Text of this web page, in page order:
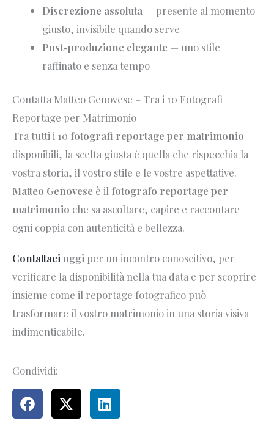
Discrezione assoluta — presente al momento
giusto, invisibile quando serve
Post-produzione elegante — uno stile
raffinato e senza tempo
Contatta Matteo Genovese – Tra i 10 Fotografi
Reportage per Matrimonio
Tra tutti i 10 fotografi reportage per matrimonio
disponibili, la scelta giusta è quella che rispecchia la
vostra storia, il vostro stile e le vostre aspettative.
Matteo Genovese è il fotografo reportage per
matrimonio che sa ascoltare, capire e raccontare
ogni coppia con autenticità e bellezza.
Contattaci oggi per un incontro conoscitivo, per
verificare la disponibilità nella tua data e per scoprire
insieme come il reportage fotografico può
trasformare il vostro matrimonio in una storia visiva
indimenticabile.
Condividi: